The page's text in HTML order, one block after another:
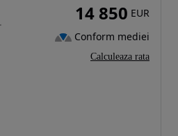
14 850 EUR
Conform mediei
Calculeaza rata